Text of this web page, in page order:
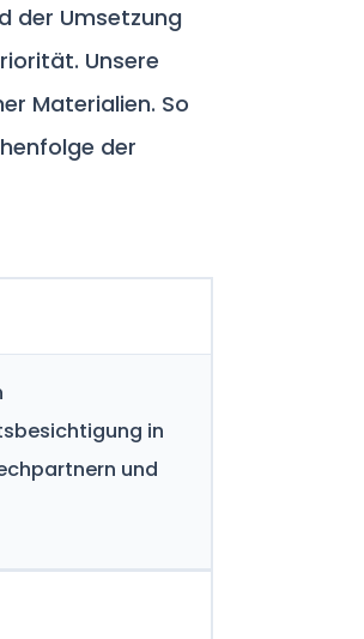
der Umsetzung
Unsere
Materialien. So
der
in
und